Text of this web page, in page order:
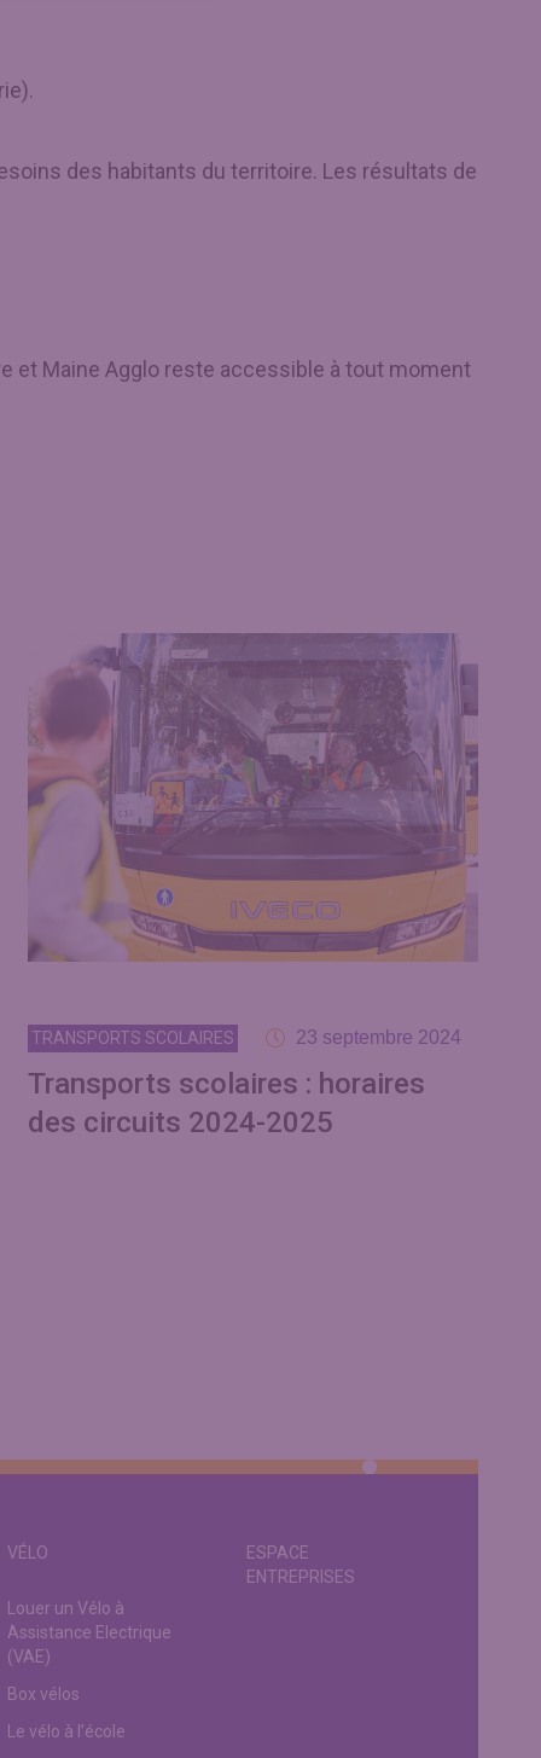
des habitants du territoire. Les résultats de
et Maine Agglo reste accessible à tout moment
TRANSPORTS SCOLAIRES 23 septembre 2024
Transports scolaires : horaires
des circuits 2024-2025
VÉLO
Louer un Vélo à
Assistance Electrique
(VAE)
Box vélos
Le vélo à l’école
ESPACE
ENTREPRISES